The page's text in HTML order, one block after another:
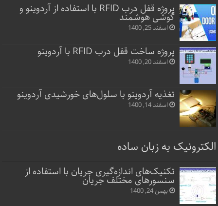
پروژه قفل‌ درب RFID با استفاده از آردوینو و
گوشی هوشمند
اسفند 25, 1400
پروژه ساخت قفل‌ درب RFID با آردوینو
اسفند 20, 1400
تغذیه آردوینو با سلول‌های خورشیدی آردوینو
اسفند 14, 1400
الکترونیک به زبان ساده
تکنیک‌های اندازه‌گیری جریان با استفاده از
سنسورهای مختلف جریان
بهمن 24, 1400